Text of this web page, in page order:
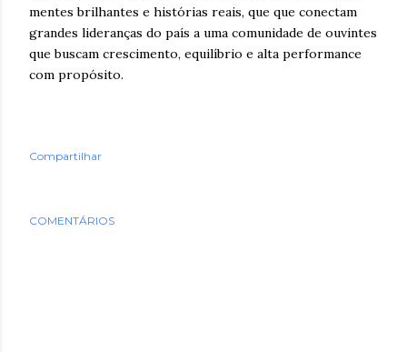
mentes brilhantes e histórias reais, que que conectam
grandes lideranças do país a uma comunidade de ouvintes
que buscam crescimento, equilíbrio e alta performance
com propósito.
Compartilhar
COMENTÁRIOS